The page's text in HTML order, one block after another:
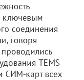
ключевым
соединения
говоря
TEMS
СИМ-карт всех